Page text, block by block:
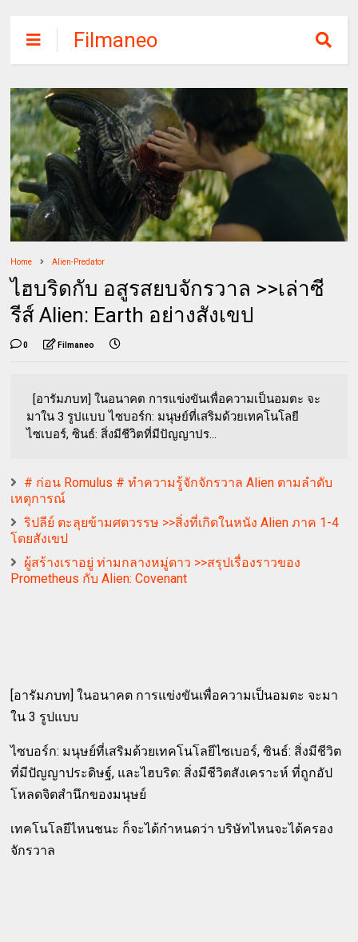
Filmaneo
Home Alien-Predator
ไฮบริดกับ อสูรสยบจักรวาล >>เล่าซี
รีส์ Alien: Earth อย่างสังเขป
0 Filmaneo
[อารัมภบท] ในอนาคต การแข่งขันเพื่อความเป็นอมตะ จะ
มาใน 3 รูปแบบ ไซบอร์ก: มนุษย์ที่เสริมด้วยเทคโนโลยี
ไซเบอร์, ซินธ์: สิ่งมีชีวิตที่มีปัญญาปร...
# ก่อน Romulus # ทำความรู้จักจักรวาล Alien ตามลำดับ
เหตุการณ์
ริปลีย์ ตะลุยข้ามศตวรรษ >>สิ่งที่เกิดในหนัง Alien ภาค 1-4
โดยสังเขป
ผู้สร้างเราอยู่ ท่ามกลางหมู่ดาว >>สรุปเรื่องราวของ
Prometheus กับ Alien: Covenant
[อารัมภบท] ในอนาคต การแข่งขันเพื่อความเป็นอมตะ จะมา
ใน 3 รูปแบบ
ไซบอร์ก: มนุษย์ที่เสริมด้วยเทคโนโลยีไซเบอร์, ซินธ์: สิ่งมีชีวิต
ที่มีปัญญาประดิษฐ์, และไฮบริด: สิ่งมีชีวิตสังเคราะห์ ที่ถูกอัป
โหลดจิตสำนึกของมนุษย์
เทคโนโลยีไหนชนะ ก็จะได้กำหนดว่า บริษัทไหนจะได้ครอง
จักรวาล